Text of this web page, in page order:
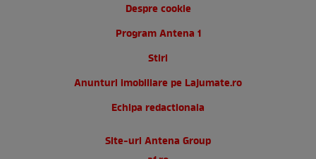
Despre cookie
Program Antena 1
Stiri
Anunturi imobiliare pe Lajumate.ro
Echipa redactionala
Site-uri Antena Group